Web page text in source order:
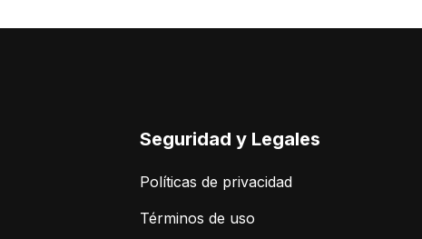
Seguridad y Legales
Políticas de privacidad
Términos de uso